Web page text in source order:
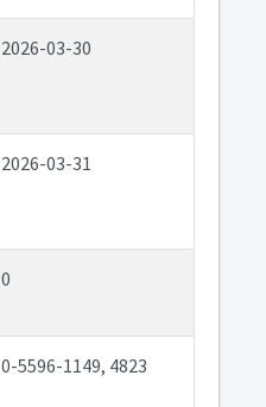
2026-03-30
2026-03-31
0
0-5596-1149, 4823